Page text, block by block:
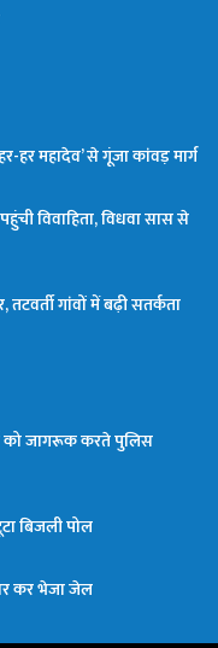
हर महादेव’ से गूंजा कांवड़ मार्ग
विवाहिता, विधवा सास से
गांवों में बढ़ी सतर्कता
को जागरूक करते पुलिस
बिजली पोल
कर भेजा जेल